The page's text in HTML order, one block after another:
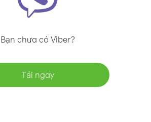
Bạn chưa có Viber?
Tải ngay